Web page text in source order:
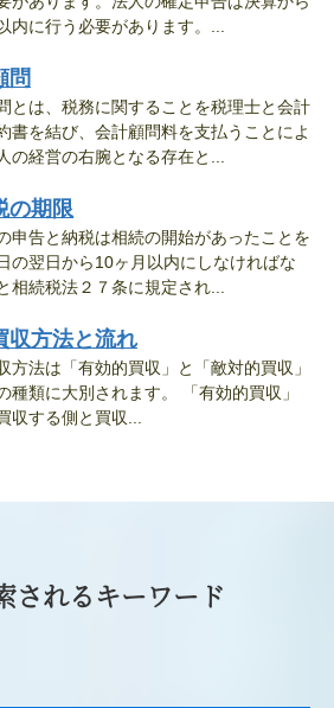
内に行う必要があります。...
問
とは、税務に関することを税理士と会計
書を結び、会計顧問料を支払うことによ
の経営の右腕となる存在と...
の期限
申告と納税は相続の開始があったことを
の翌日から10ヶ月以内にしなければな
相続税法２７条に規定され...
収方法と流れ
方法は「有効的買収」と「敵対的買収」
種類に大別されます。 「有効的買収」
収する側と買収...
されるキーワード